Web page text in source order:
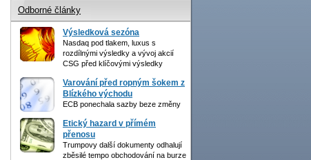
Odborné články
Výsledková sezóna
Nasdaq pod tlakem, luxus s
rozdílnými výsledky a vývoj akcií
CSG před klíčovými výsledky
Varování před ropným šokem z
Blízkého východu
ECB ponechala sazby beze změny
Etický hazard v přímém
přenosu
Trumpovy další dokumenty odhalují
zběsilé tempo obchodování na burze